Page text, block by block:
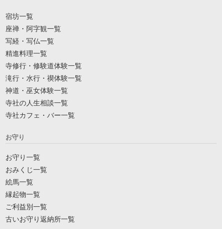
宿坊一覧
座禅・阿字観一覧
写経・写仏一覧
精進料理一覧
寺修行・修験道体験一覧
滝行・水行・禊体験一覧
神道・巫女体験一覧
寺社の人生相談一覧
寺社カフェ・バー一覧
お守り
お守り一覧
おみくじ一覧
絵馬一覧
縁起物一覧
ご利益別一覧
古いお守り返納所一覧